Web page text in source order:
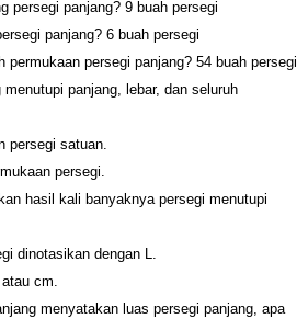
persegi panjang? 9 buah persegi
panjang? 6 buah persegi
persegi panjang? 54 buah persegi
panjang, lebar, dan seluruh
persegi satuan.
persegi.
hasil kali banyaknya persegi menutupi
dinotasikan dengan L.
cm.
menyatakan luas persegi panjang, apa